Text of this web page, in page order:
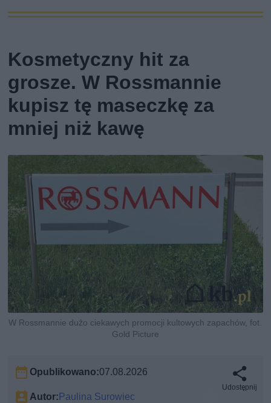
Kosmetyczny hit za
grosze. W Rossmannie
kupisz tę maseczkę za
mniej niż kawę
W Rossmannie dużo ciekawych promocji kultowych zapachów, fot.
Gold Picture
Opublikowano:07.08.2026
Autor:Paulina Surowiec
Udostępnij